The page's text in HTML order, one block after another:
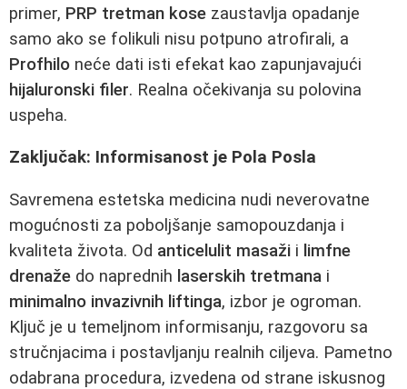
primer, PRP tretman kose zaustavlja opadanje
samo ako se folikuli nisu potpuno atrofirali, a
Profhilo neće dati isti efekat kao zapunjavajući
hijaluronski filer. Realna očekivanja su polovina
uspeha.
Zaključak: Informisanost je Pola Posla
Savremena estetska medicina nudi neverovatne
mogućnosti za poboljšanje samopouzdanja i
kvaliteta života. Od anticelulit masaži i limfne
drenaže do naprednih laserskih tretmana i
minimalno invazivnih liftinga, izbor je ogroman.
Ključ je u temeljnom informisanju, razgovoru sa
stručnjacima i postavljanju realnih ciljeva. Pametno
odabrana procedura, izvedena od strane iskusnog